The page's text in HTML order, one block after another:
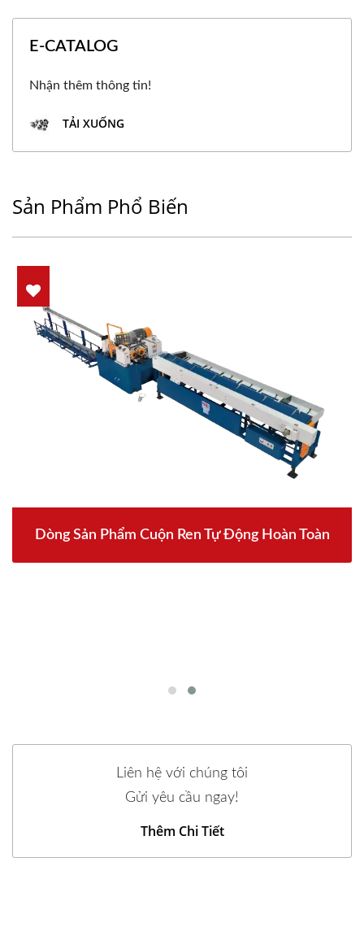
E-CATALOG
Nhận thêm thông tin!
TẢI XUỐNG
Sản Phẩm Phổ Biến
Dòng Sản Phẩm Cuộn Ren Tự Động Hoàn Toàn
Liên hệ với chúng tôi
Gửi yêu cầu ngay!
Thêm Chi Tiết